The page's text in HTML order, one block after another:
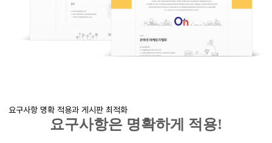
요구사항 명확 적용과 게시판 최적화
요구사항은 명확하게 적용!